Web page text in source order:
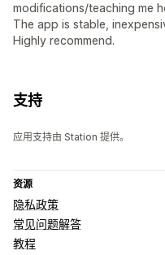
modifications/teaching me
The app is stable,
Highly recommend.
支持
应用支持由 Station 提供。
资源
隐私政策
常见问题解答
教程